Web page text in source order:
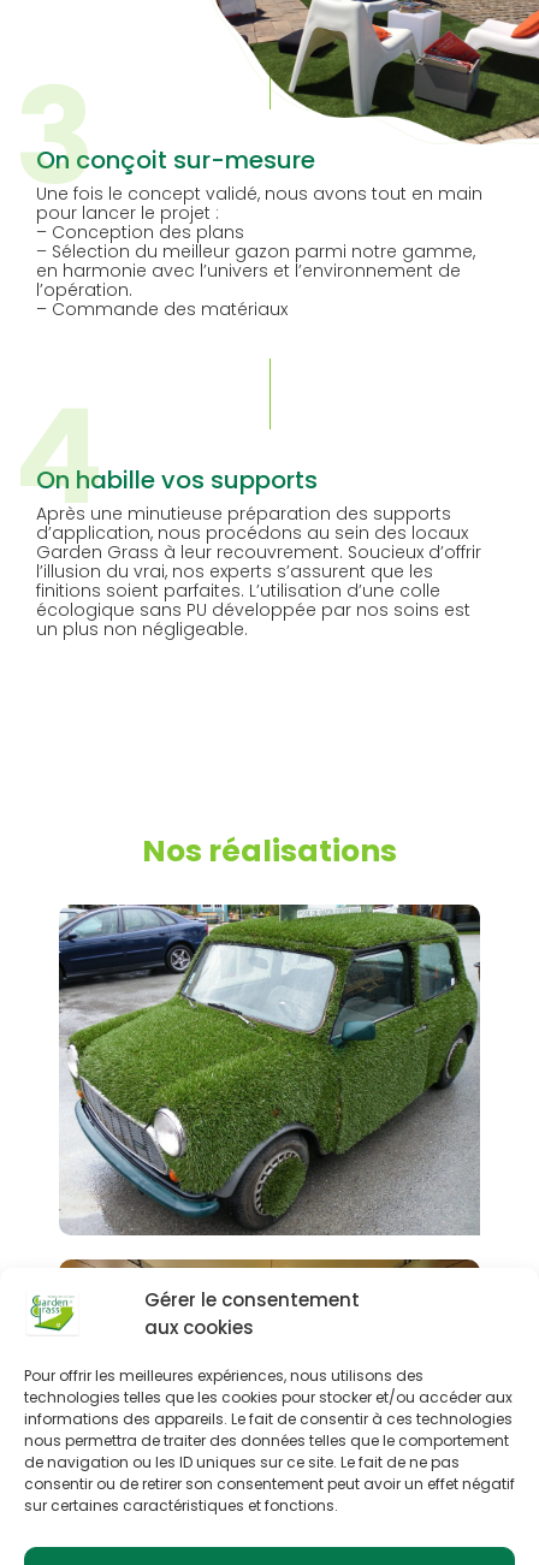
Gérer le consentement
aux cookies
Pour offrir les meilleures expériences, nous utilisons des
technologies telles que les cookies pour stocker et/ou accéder aux
informations des appareils. Le fait de consentir à ces technologies
nous permettra de traiter des données telles que le comportement
de navigation ou les ID uniques sur ce site. Le fait de ne pas
consentir ou de retirer son consentement peut avoir un effet négatif
sur certaines caractéristiques et fonctions.
On conçoit sur-mesure
Une fois le concept validé, nous avons tout en main
pour lancer le projet :
– Conception des plans
– Sélection du meilleur gazon parmi notre gamme,
en harmonie avec l’univers et l’environnement de
l’opération.
– Commande des matériaux
3
On habille vos supports
Après une minutieuse préparation des supports
d’application, nous procédons au sein des locaux
Garden Grass à leur recouvrement. Soucieux d’offrir
l’illusion du vrai, nos experts s’assurent que les
finitions soient parfaites. L’utilisation d’une colle
écologique sans PU développée par nos soins est
un plus non négligeable.
4
Nos réalisations